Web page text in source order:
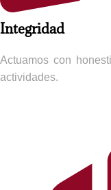
Integridad​
Actuamos con
actividades.